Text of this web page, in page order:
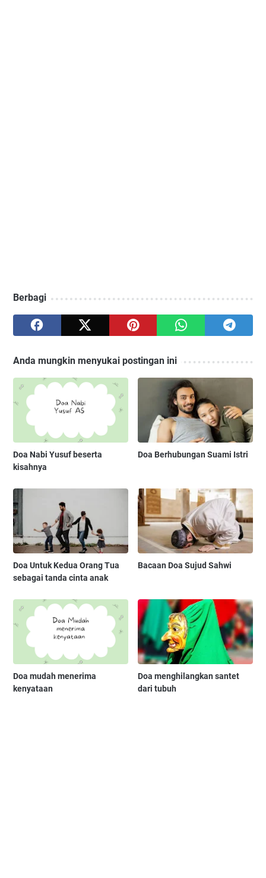
Berbagi
Anda mungkin menyukai postingan ini
Doa Nabi Yusuf beserta
kisahnya
Doa Berhubungan Suami Istri
Doa Untuk Kedua Orang Tuа
sebagai tanda cinta anak
Bacaan Doa Sujud Sahwi
Doa mudah menerima
kenyataan
Doa menghilangkan santet
dari tubuh